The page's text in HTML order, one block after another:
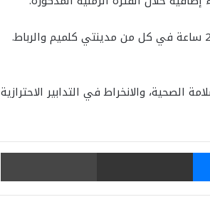
بينما بلغ عدد حالات الوفاة 208، بعد تسجيل حالتي وفاة جديدة في 24 ساعة في كل من مدينتي كلميم والرباط.
الصحية، والانخراط في التدابير الاحترازية
ماسنجر مشاركة عبر البريد